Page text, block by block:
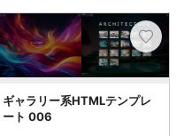
ギャラリー系HTMLテンプレ
ート 006